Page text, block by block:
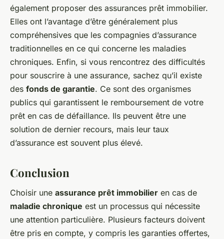
également proposer des assurances prêt immobilier.
Elles ont l’avantage d’être généralement plus
compréhensives que les compagnies d’assurance
traditionnelles en ce qui concerne les maladies
chroniques. Enfin, si vous rencontrez des difficultés
pour souscrire à une assurance, sachez qu’il existe
des fonds de garantie. Ce sont des organismes
publics qui garantissent le remboursement de votre
prêt en cas de défaillance. Ils peuvent être une
solution de dernier recours, mais leur taux
d’assurance est souvent plus élevé.
Conclusion
Choisir une assurance prêt immobilier en cas de
maladie chronique est un processus qui nécessite
une attention particulière. Plusieurs facteurs doivent
être pris en compte, y compris les garanties offertes,